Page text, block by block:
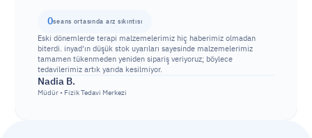
0seans ortasında arz sıkıntısı
Eski dönemlerde terapi malzemelerimiz hiç haberimiz olmadan
biterdi. inyad'ın düşük stok uyarıları sayesinde malzemelerimiz
tamamen tükenmeden yeniden sipariş veriyoruz; böylece
tedavilerimiz artık yarıda kesilmiyor.
Nadia B.
Müdür • Fizik Tedavi Merkezi